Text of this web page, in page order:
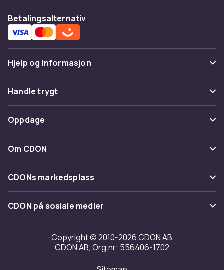
Betalingsalternativ
Hjelp og informasjon
Vanlige spørsmål
Spor pakke
Angre & returner her
Kontakt oss
Handle trygt
Betaling
Levering
Tilbakekallinger
Oppdage
Kategorier
Varemerker
Om CDON
Om oss
Kundeanmeldelser
Jobbe på CDON
Investor relations
Tilgjengelighet
CDONs markedsplass
Merchant Help Center
CDON på sosiale medier
Copyright © 2010-2026 CDON AB
CDON AB, Org.nr: 556406-1702